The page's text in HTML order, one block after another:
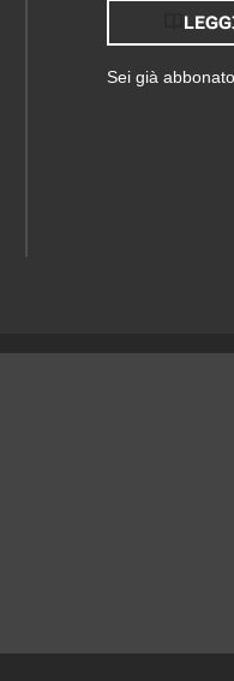
JUVE: CELIK TUTTOFARE, BOGA
Sei già